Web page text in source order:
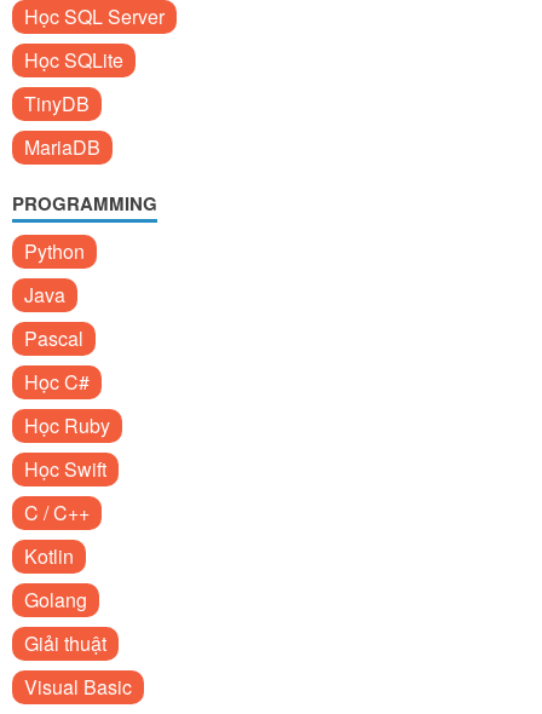
Học SQL Server
Học SQLite
TinyDB
MariaDB
PROGRAMMING
Python
Java
Pascal
Học C#
Học Ruby
Học Swift
C / C++
Kotlin
Golang
Giải thuật
Visual Basic